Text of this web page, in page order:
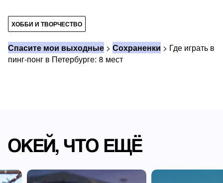
ХОББИ И ТВОРЧЕСТВО
Спасите мои выходные > Сохраненки > Где играть в
пинг-понг в Петербурге: 8 мест
ОКЕЙ, ЧТО ЕЩЁ